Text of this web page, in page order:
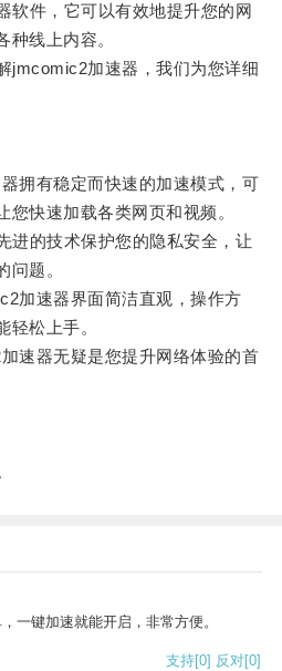
件，它可以有效地提升您的网
种线上内容。
加速器，我们为您详细
有稳定而快速的加速模式，可
您快速加载各类网页和视频。
的技术保护您的隐私安全，让
问题。
速器界面简洁直观，操作方
轻松上手。
器无疑是您提升网络体验的首
一键加速就能开启，非常方便。
支持[0] 反对[0]